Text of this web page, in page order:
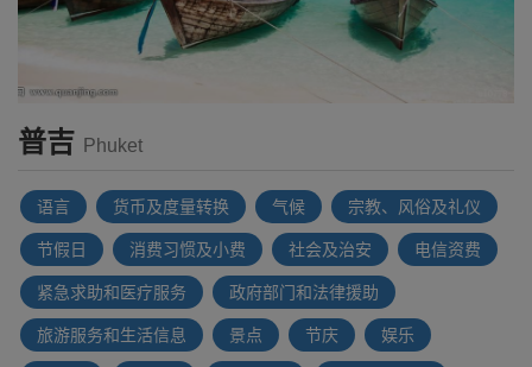
普吉 Phuket
语言 货币及度量转换 气候 宗教、风俗及礼仪
节假日 消费习惯及小费 社会及治安 电信资费
紧急求助和医疗服务 政府部门和法律援助
旅游服务和生活信息 景点 节庆 娱乐